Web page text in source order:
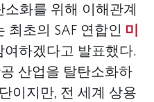
화를 위해 이해관계
최초의 SAF 연합인 미
여하겠다고 발표했다.
산업을 탈탄소화하
이지만, 전 세계 상용